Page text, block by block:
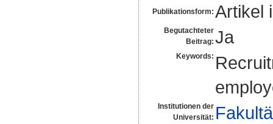
Publikationsform: Artikel
Begutachteter
Beitrag: Ja
Keywords:
Institutionen der
Universität: